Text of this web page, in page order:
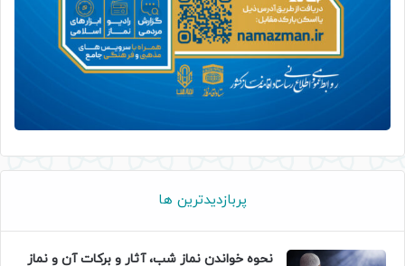
پربازدیدترین ها
نحوه خواندن نماز شب، آثار و برکات آن و نماز